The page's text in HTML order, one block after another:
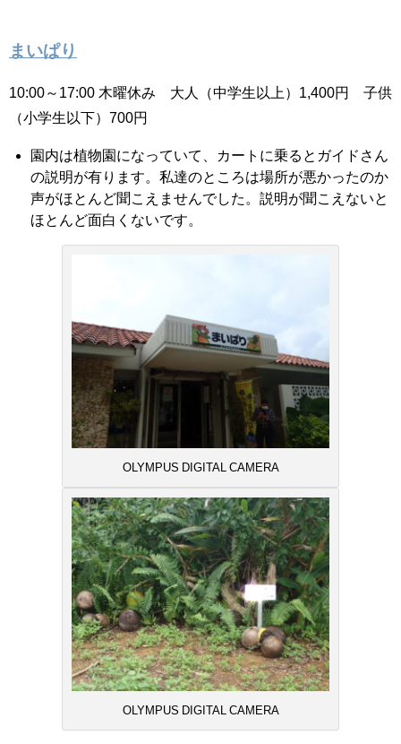
まいぱり
10:00～17:00 木曜休み 大人（中学生以上）1,400円 子供
（小学生以下）700円
園内は植物園になっていて、カートに乗るとガイドさん
の説明が有ります。私達のところは場所が悪かったのか
声がほとんど聞こえませんでした。説明が聞こえないと
ほとんど面白くないです。
OLYMPUS DIGITAL CAMERA
OLYMPUS DIGITAL CAMERA